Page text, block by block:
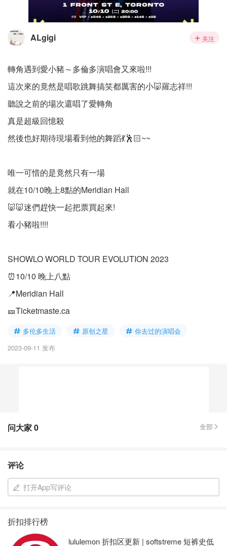
ALgigi 关注
轉角遇到愛小豬～多倫多演唱會又來啦!!!
這次來的竟然是唱歌跳舞搞笑都厲害的小🐷羅志祥!!!
聽說之前的場次還唱了愛轉角
真是超級回憶殺
然後也好期待現場看到他的舞蹈💃🕺🏻~~
唯一可惜的是竟然只有一場
就在10/10晚上8點的Meridian Hall
🐷🐷迷們趕快一起把票買起來!
看小豬啦!!!!
SHOWLO WORLD TOUR EVOLUTION 2023
⏰10/10 晚上八點
📍Meridian Hall
🎫Ticketmaste.ca
多伦多生活 原创之星
你去过的演唱会
2023-09-11 发布
问大家0 全部
评论
打开App写评论
折扣排行榜
lululemon 折扣区更新 | softstreme 短裤史低